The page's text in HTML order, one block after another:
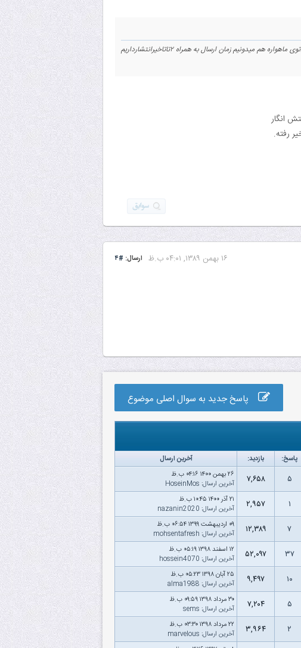
خوب باید زمان ارسال از طریق ماهواره رو مساوی زمان ارسال از طریق خط زمینی قرار بدید.توی ماهواره هم میدونیم زمان ارسال به همراه ۲تاتاخیرانتشارداریم
ارسال: #۴
۱۶ بهمن ۱۳۸۹, ۰۴:۰۱ ب.ظ
پاسخ جدید به سوال اصلی موضوع
پاسخ: بازدید: آخرین ارسال
۵ ۷,۶۵۸
۲۶ بهمن ۱۴۰۰ ۰۴:۱۶ ب.ظ
آخرین ارسال:
HoseinMos
۱ ۲,۹۵۷
۲۱ آذر ۱۴۰۰ ۱۰:۴۵ ب.ظ
آخرین ارسال:
nazanin2020
۷ ۱۲,۳۸۹
۰۹ اردیبهشت ۱۳۹۹ ۰۶:۵۴ ب.ظ
آخرین ارسال:
mohsentafresh
۳۷ ۵۲,۰۹۷
۱۲ اسفند ۱۳۹۸ ۰۵:۱۹ ب.ظ
آخرین ارسال:
hossein4070
۱۰ ۹,۴۹۷
۲۵ آبان ۱۳۹۸ ۰۵:۲۳ ب.ظ
آخرین ارسال:
alma1988
۵ ۷,۲۰۴
۳۰ مرداد ۱۳۹۸ ۰۹:۵۹ ب.ظ
آخرین ارسال:
sems
۲ ۳,۹۶۴
۲۲ مرداد ۱۳۹۸ ۰۳:۳۰ ب.ظ
آخرین ارسال:
marvelous